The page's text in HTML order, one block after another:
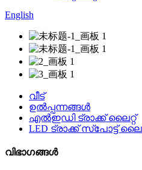
English
വീട്
ഉൽപ്പന്നങ്ങൾ
എൽഇഡി ട്രാക്ക് ലൈറ്റ്
LED ട്രാക്ക് സ്പോട്ട്
വിഭാഗങ്ങൾ